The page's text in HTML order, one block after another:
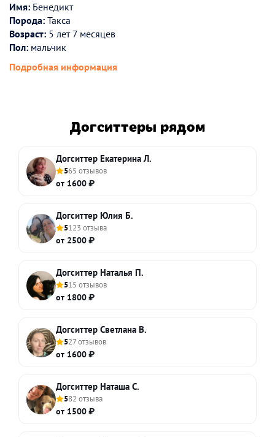
Имя: Бенедикт
Порода: Такса
Возраст: 5 лет 7 месяцев
Пол: мальчик
Подробная информация
Догситтеры рядом
Догситтер Екатерина Л.
565 отзывов
от 1600 ₽
Догситтер Юлия Б.
5123 отзыва
от 2500 ₽
Догситтер Наталья П.
515 отзывов
от 1800 ₽
Догситтер Светлана В.
527 отзывов
от 1600 ₽
Догситтер Наташа С.
582 отзыва
от 1500 ₽